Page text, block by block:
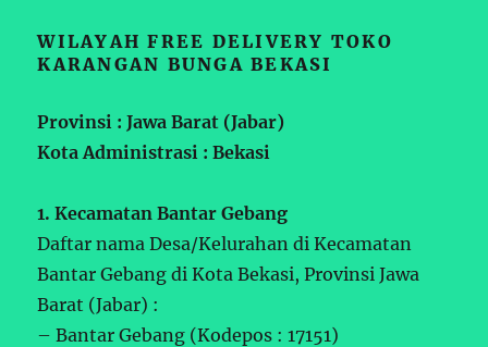
WILAYAH FREE DELIVERY TOKO
KARANGAN BUNGA BEKASI
Provinsi : Jawa Barat (Jabar)
Kota Administrasi : Bekasi
1. Kecamatan Bantar Gebang
Daftar nama Desa/Kelurahan di Kecamatan
Bantar Gebang di Kota Bekasi, Provinsi Jawa
Barat (Jabar) :
– Bantar Gebang (Kodepos : 17151)